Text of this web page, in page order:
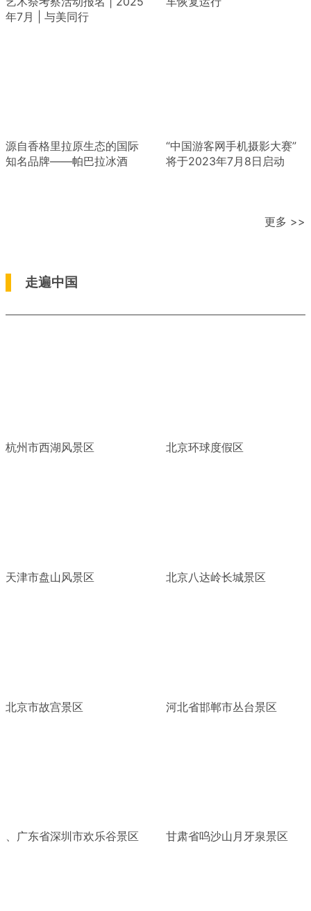
年7月 | 与美同行
源自香格里拉原生态的国际
知名品牌——帕巴拉冰酒
“中国游客网手机摄影大赛”
将于2023年7月8日启动
更多 >>
走遍中国
杭州市西湖风景区 北京环球度假区
天津市盘山风景区 北京八达岭长城景区
北京市故宫景区 河北省邯郸市丛台景区
、广东省深圳市欢乐谷景区 甘肃省呜沙山月牙泉景区